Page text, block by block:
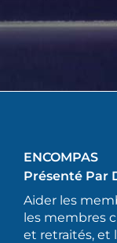
ENCOMPAS
Présenté Par
Aider les
les membres
et retraités, et